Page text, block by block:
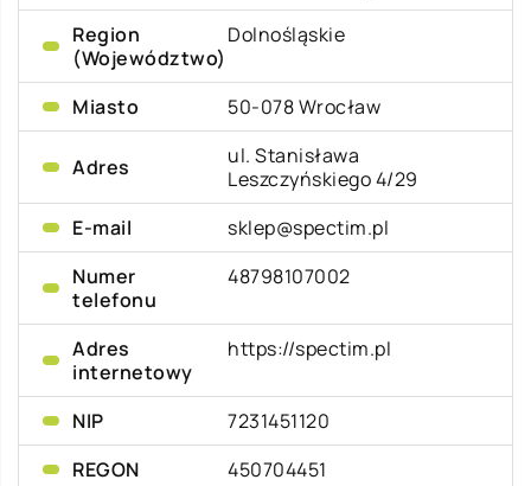
Region
(Województwo)
Dolnośląskie
Miasto 50-078 Wrocław
Adres
ul. Stanisława
Leszczyńskiego 4/29
E-mail
sklep@spectim.pl
Numer
telefonu
48798107002
Adres
internetowy
https://spectim.pl
NIP
7231451120
REGON
450704451